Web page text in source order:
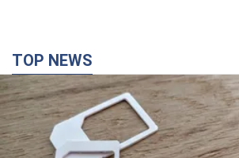
Мобільні оператори підвищили
межі", але якість зв'язку
скаржитись на ціни